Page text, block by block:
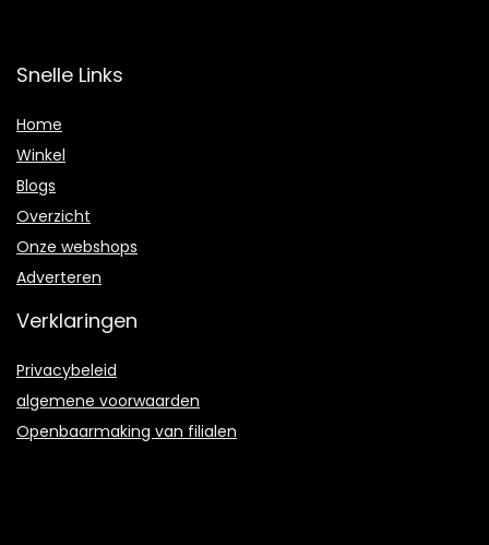
Snelle Links
Home
Winkel
Blogs
Overzicht
Onze webshops
Adverteren
Verklaringen
Privacybeleid
algemene voorwaarden
Openbaarmaking van filialen